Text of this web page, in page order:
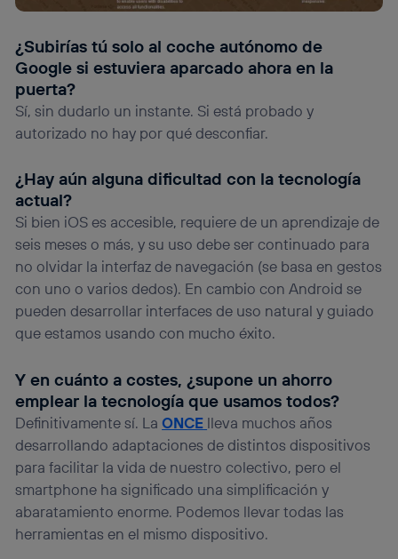
¿Subirías tú solo al coche autónomo de
Google si estuviera aparcado ahora en la
puerta?
Sí, sin dudarlo un instante. Si está probado y
autorizado no hay por qué desconfiar.
¿Hay aún alguna dificultad con la tecnología
actual?
Si bien iOS es accesible, requiere de un aprendizaje de
seis meses o más, y su uso debe ser continuado para
no olvidar la interfaz de navegación (se basa en gestos
con uno o varios dedos). En cambio con Android se
pueden desarrollar interfaces de uso natural y guiado
que estamos usando con mucho éxito.
Y en cuánto a costes, ¿supone un ahorro
emplear la tecnología que usamos todos?
Definitivamente sí. LaONCE lleva muchos años
desarrollando adaptaciones de distintos dispositivos
para facilitar la vida de nuestro colectivo, pero el
smartphone ha significado una simplificación y
abaratamiento enorme. Podemos llevar todas las
herramientas en el mismo dispositivo.